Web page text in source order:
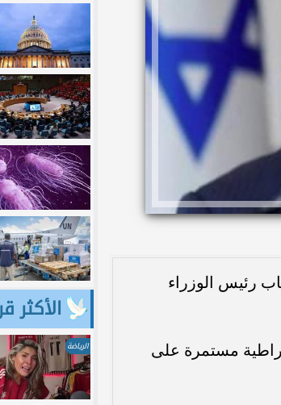
رئيس الوزراء
مستمرة على
الأكثر
الرياضة